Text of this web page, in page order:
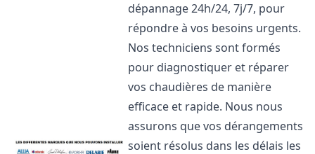
dépannage 24h/24, 7j/7, pour
répondre à vos besoins urgents.
Nos techniciens sont formés
pour diagnostiquer et réparer
vos chaudières de manière
efficace et rapide. Nous nous
assurons que vos dérangements
soient résolus dans les délais les